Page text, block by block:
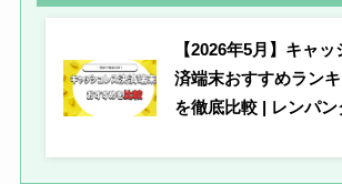
【2026年5月】キャ
済端末おすすめラン
を徹底比較 | レンパン